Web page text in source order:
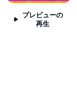
プレビューの
再生